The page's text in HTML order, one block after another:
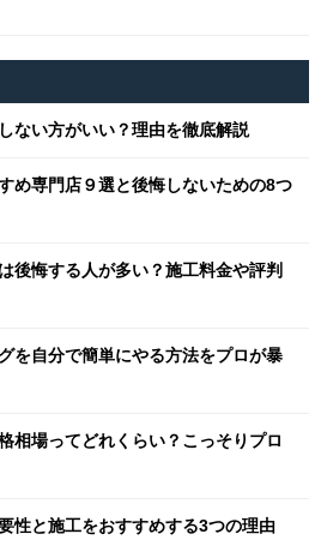
ない方がいい？理由を徹底解説
め専門店９選と後悔しないための8つ
後悔する人が多い？施工料金や評判
を自分で簡単にやる方法をプロが暴
相場ってどれくらい？こっそりプロ
性と施工をおすすめする3つの理由